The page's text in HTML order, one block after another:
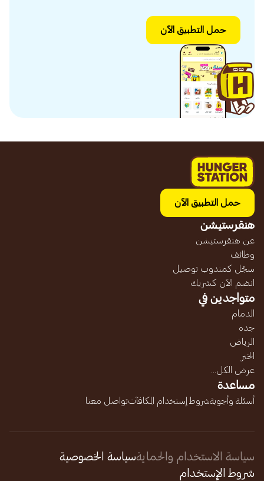
حمل التطبيق الآن
حمل التطبيق الآن
هنقرستيشن
عن هنقرستيشن
وظائف
سجّل كمندوب توصيل
انضم الآن كشريك
متواجدين في
الدمام
جده
الرياض
الخبر
عرض الكل...
مساعدة
أسئلة وأجوبةشروط إستخدام المكافآتتواصل معنا
سياسة الاستخدام والحمايةسياسة الخصوصية
شروط الإستخدام